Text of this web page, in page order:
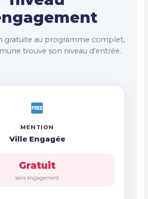
gratuite au programme complet,
trouve son niveau d’entrée.
MENTION
Ville Engagée
Gratuit
sans engagement